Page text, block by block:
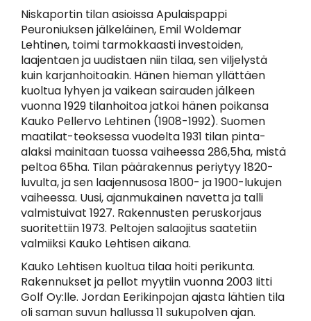
Niskaportin tilan asioissa Apulaispappi
Peuroniuksen jälkeläinen, Emil Woldemar
Lehtinen, toimi tarmokkaasti investoiden,
laajentaen ja uudistaen niin tilaa, sen viljelystä
kuin karjanhoitoakin. Hänen hieman yllättäen
kuoltua lyhyen ja vaikean sairauden jälkeen
vuonna 1929 tilanhoitoa jatkoi hänen poikansa
Kauko Pellervo Lehtinen (1908-1992). Suomen
maatilat-teoksessa vuodelta 1931 tilan pinta-
alaksi mainitaan tuossa vaiheessa 286,5ha, mistä
peltoa 65ha. Tilan päärakennus periytyy 1820-
luvulta, ja sen laajennusosa 1800- ja 1900-lukujen
vaiheessa. Uusi, ajanmukainen navetta ja talli
valmistuivat 1927. Rakennusten peruskorjaus
suoritettiin 1973. Peltojen salaojitus saatetiin
valmiiksi Kauko Lehtisen aikana.
Kauko Lehtisen kuoltua tilaa hoiti perikunta.
Rakennukset ja pellot myytiin vuonna 2003 Iitti
Golf Oy:lle. Jordan Eerikinpojan ajasta lähtien tila
oli saman suvun hallussa 11 sukupolven ajan.